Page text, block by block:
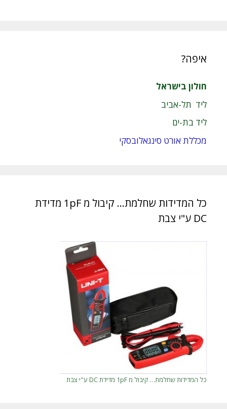
איפה?
חולון בישראל
ליד תל-אביב
ליד בת-ים
מכללת אורט סינגאלובסקי
כל המדידות שחלמת… קיבול מ 1pF מדידת
DC ע"י צבת
כל המדידות שחלמת… קיבול מ 1pF מדידת DC ע"י צבת